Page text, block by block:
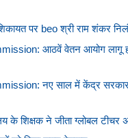
पर beo श्री राम शंकर
आठवें वेतन आयोग लागू
नए साल में केंद्र
के शिक्षक ने जीता ग्लोबल टीचर